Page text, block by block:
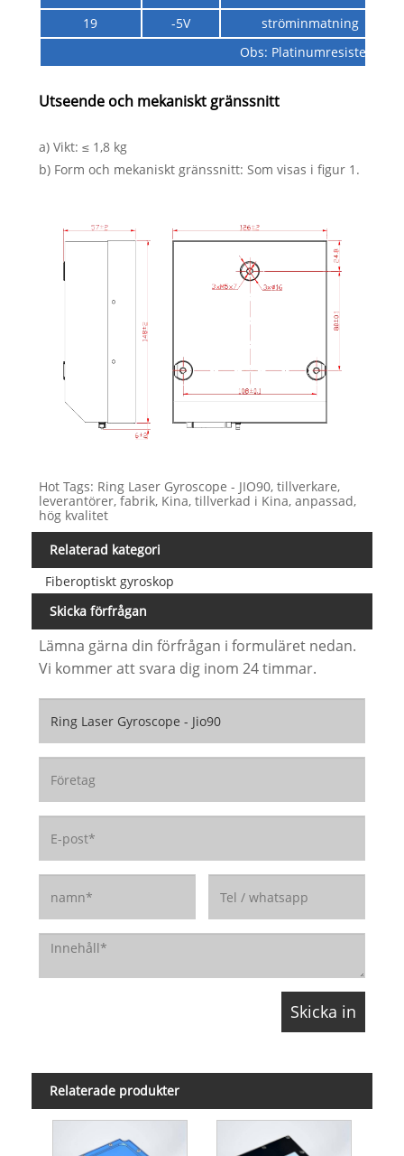
19 -5V
ströminmatning
Obs:
Utseende och mekaniskt gränssnitt
a) Vikt: ≤ 1,8 kg
b) Form och mekaniskt gränssnitt: Som visas i figur 1.
Hot Tags: Ring Laser Gyroscope - JIO90, tillverkare,
leverantörer, fabrik, Kina, tillverkad i Kina, anpassad,
hög kvalitet
Relaterad kategori
Fiberoptiskt gyroskop
Skicka förfrågan
Lämna gärna din förfrågan i formuläret nedan.
Vi kommer att svara dig inom 24 timmar.
Relaterade produkter